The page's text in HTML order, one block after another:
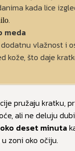
kada lice
.
meda
vlažnost i
kože, što daje
pružaju kratku,
ali ne deluju
deset minuta
zoni oko očiju.